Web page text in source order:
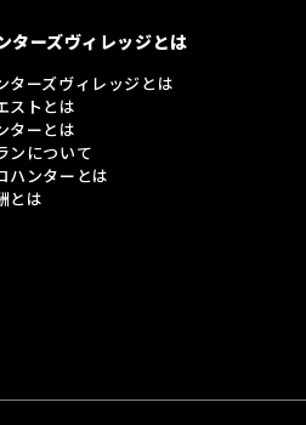
ターズヴィレッジとは
ターズヴィレッジとは
ストとは
ターとは
ンについて
ハンターとは
とは